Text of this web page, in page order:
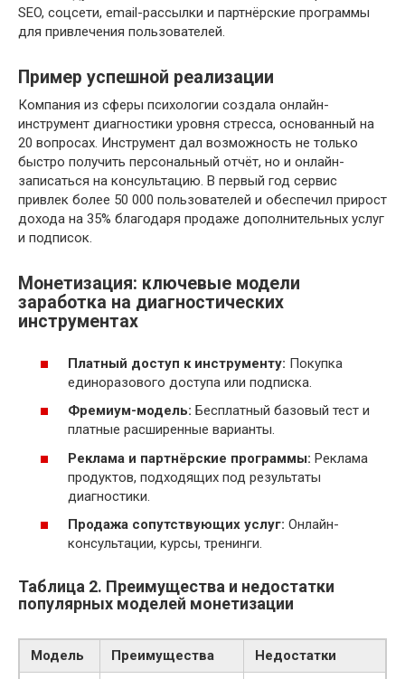
SEO, соцсети, email-рассылки и партнёрские программы
для привлечения пользователей.
Пример успешной реализации
Компания из сферы психологии создала онлайн-
инструмент диагностики уровня стресса, основанный на
20 вопросах. Инструмент дал возможность не только
быстро получить персональный отчёт, но и онлайн-
записаться на консультацию. В первый год сервис
привлек более 50 000 пользователей и обеспечил прирост
дохода на 35% благодаря продаже дополнительных услуг
и подписок.
Монетизация: ключевые модели
заработка на диагностических
инструментах
Платный доступ к инструменту: Покупка
единоразового доступа или подписка.
Фремиум-модель: Бесплатный базовый тест и
платные расширенные варианты.
Реклама и партнёрские программы: Реклама
продуктов, подходящих под результаты
диагностики.
Продажа сопутствующих услуг: Онлайн-
консультации, курсы, тренинги.
Таблица 2. Преимущества и недостатки
популярных моделей монетизации
Модель Преимущества Недостатки